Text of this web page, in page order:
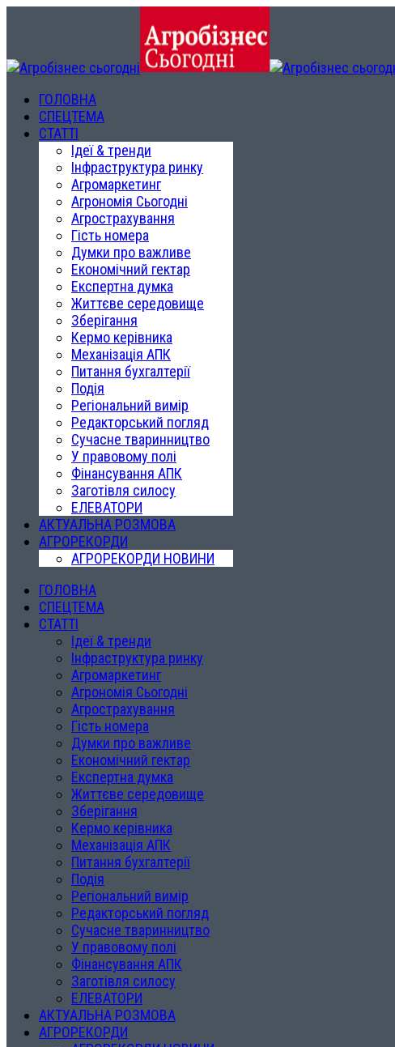
ГОЛОВНА
СПЕЦТЕМА
СТАТТІ
Ідеї & тренди
Інфраструктура ринку
Агромаркетинг
Агрономія Сьогодні
Агрострахування
Гість номера
Думки про важливе
Економічний гектар
Експертна думка
Життєве середовище
Зберігання
Кермо керівника
Механізація АПК
Питання бухгалтерії
Подія
Регіональний вимір
Редакторський погляд
Сучасне тваринництво
У правовому полі
Фінансування АПК
Заготівля силосу
ЕЛЕВАТОРИ
АКТУАЛЬНА РОЗМОВА
АГРОРЕКОРДИ
АГРОРЕКОРДИ НОВИНИ
ГОЛОВНА
СПЕЦТЕМА
СТАТТІ
Ідеї & тренди
Інфраструктура ринку
Агромаркетинг
Агрономія Сьогодні
Агрострахування
Гість номера
Думки про важливе
Економічний гектар
Експертна думка
Життєве середовище
Зберігання
Кермо керівника
Механізація АПК
Питання бухгалтерії
Подія
Регіональний вимір
Редакторський погляд
Сучасне тваринництво
У правовому полі
Фінансування АПК
Заготівля силосу
ЕЛЕВАТОРИ
АКТУАЛЬНА РОЗМОВА
АГРОРЕКОРДИ